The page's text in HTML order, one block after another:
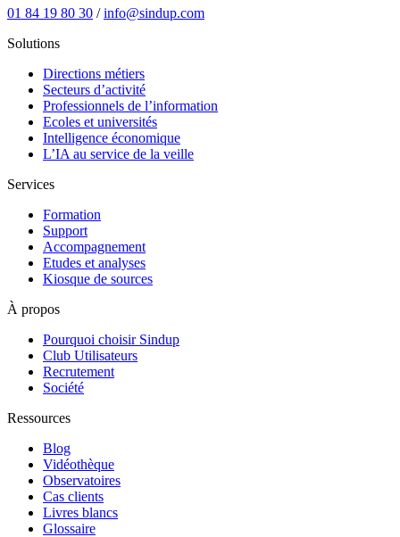
01 84 19 80 30 /info@sindup.com
Solutions
Directions métiers
Secteurs d’activité
Professionnels de l’information
Ecoles et universités
Intelligence économique
L’IA au service de la veille
Services
Formation
Support
Accompagnement
Etudes et analyses
Kiosque de sources
À propos
Pourquoi choisir Sindup
Club Utilisateurs
Recrutement
Société
Ressources
Blog
Vidéothèque
Observatoires
Cas clients
Livres blancs
Glossaire